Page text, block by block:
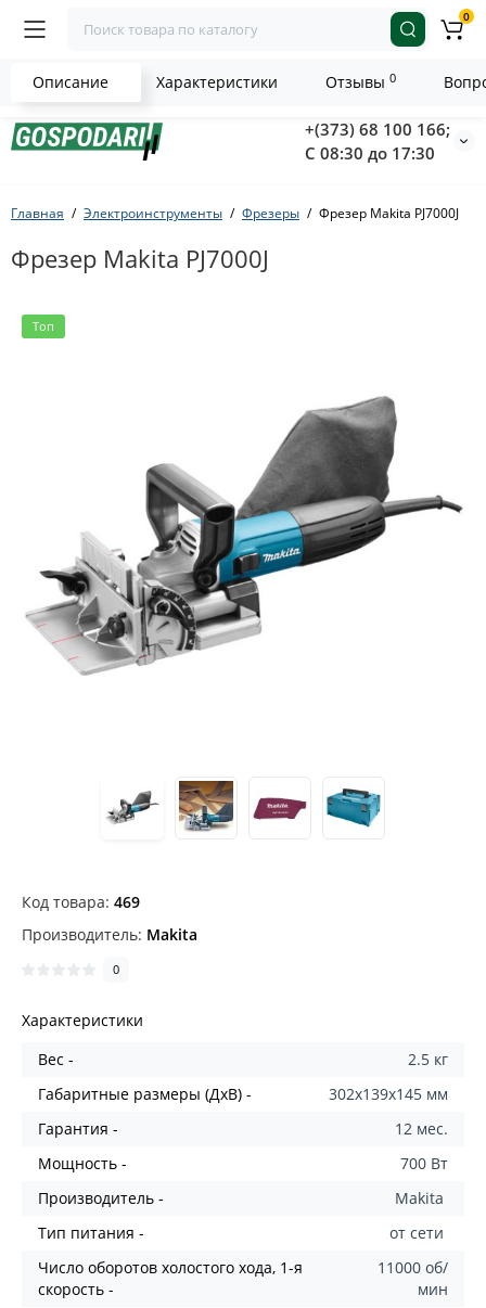
+(373) 68 100 166;
С 08:30 до 17:30
0
Главная Электроинструменты Фрезеры Фрезер Makita PJ7000J
Фрезер Makita PJ7000J
Топ
Код товара: 469
Производитель: Makita
0
Характеристики
Вес -
2.5 кг
Габаритные размеры (ДхВ) -
302x139x145 мм
Гарантия -
12 мес.
Мощность -
700 Вт
Производитель -
Makita
Тип питания -
от сети
Число оборотов холостого хода, 1-я
скорость -
11000 об/
мин
Описание Характеристики Отзывы 0